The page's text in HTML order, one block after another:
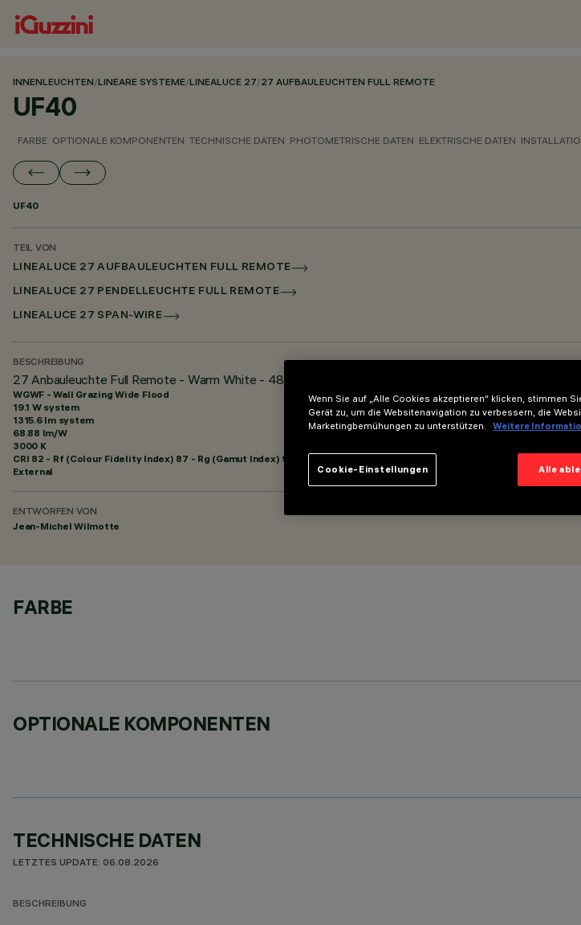
INNENLEUCHTEN/LINEARE SYSTEME/LINEALUCE 27/27 AUFBAULEUCHTEN FULL REMOTE
UF40
FARBE OPTIONALE KOMPONENTEN TECHNISCHE DATEN PHOTOMETRISCHE DATEN ELEKTRISCHE DATEN
UF40
TEIL VON
LINEALUCE 27 AUFBAULEUCHTEN FULL REMOTE
LINEALUCE 27 PENDELLEUCHTE FULL REMOTE
LINEALUCE 27 SPAN-WIRE
BESCHREIBUNG
27 Anbauleuchte Full Remote - Warm White - 48Vdc - L=1511mm - Optik Wall Grazing Wide Flood
WGWF - Wall Grazing Wide Flood
19.1 W system
1315.6 lm system
68.88 lm/W
3000 K
CRI 82 - Rf (Colour Fidelity Index) 87 - Rg (Gamut Index) 95
External
ENTWORFEN VON
Jean-Michel Wilmotte
FARBE
OPTIONALE KOMPONENTEN
TECHNISCHE DATEN
LETZTES UPDATE: 06.08.2026
BESCHREIBUNG
Wenn Sie auf „Alle Cookies akzeptieren“ klicken, stimmen
Gerät zu, um die Websitenavigation zu verbessern, die
Marketingbemühungen zu unterstützen.
Weitere
Alle
Cookie-Einstellungen